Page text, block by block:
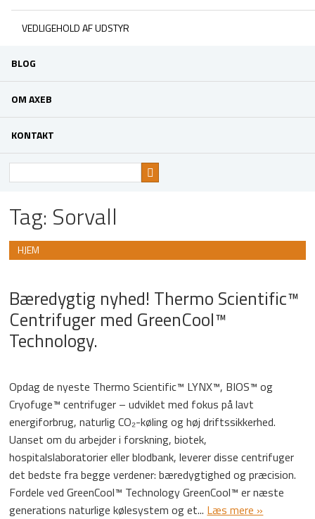
VEDLIGEHOLD AF UDSTYR
BLOG
OM AXEB
KONTAKT
efter
Tag: Sorvall
HJEM
Bæredygtig nyhed! Thermo Scientific™
Centrifuger med GreenCool™
Technology.
Opdag de nyeste Thermo Scientific™ LYNX™, BIOS™ og
Cryofuge™ centrifuger – udviklet med fokus på lavt
energiforbrug, naturlig CO₂-køling og høj driftssikkerhed.
Uanset om du arbejder i forskning, biotek,
hospitalslaboratorier eller blodbank, leverer disse centrifuger
det bedste fra begge verdener: bæredygtighed og præcision.
Fordele ved GreenCool™ Technology GreenCool™ er næste
generations naturlige kølesystem og et... Læs mere »